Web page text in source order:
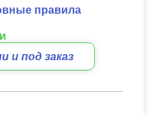
правила
и под заказ